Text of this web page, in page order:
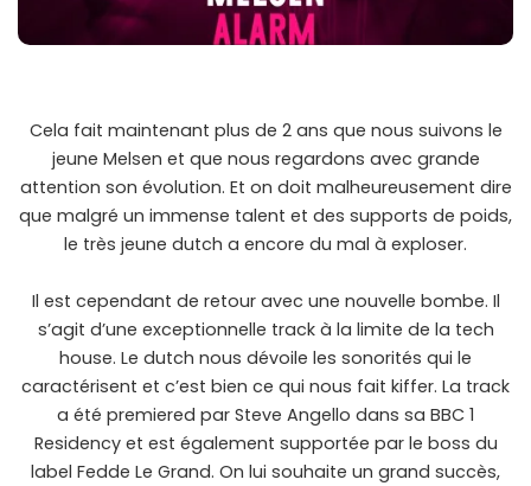
Cela fait maintenant plus de 2 ans que nous suivons le
jeune Melsen et que nous regardons avec grande
attention son évolution. Et on doit malheureusement dire
que malgré un immense talent et des supports de poids,
le très jeune dutch a encore du mal à exploser.
Il est cependant de retour avec une nouvelle bombe. Il
s’agit d’une exceptionnelle track à la limite de la tech
house. Le dutch nous dévoile les sonorités qui le
caractérisent et c’est bien ce qui nous fait kiffer. La track
a été premiered par Steve Angello dans sa BBC 1
Residency et est également supportée par le boss du
label Fedde Le Grand. On lui souhaite un grand succès,